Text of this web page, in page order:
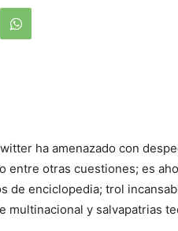
ha amenazado con
entre otras cuestiones; es
de enciclopedia; trol
multinacional y salvapatrias